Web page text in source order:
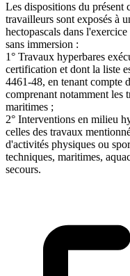
Les dispositions du présent
travailleurs sont exposés à
hectopascals dans
sans immersion :
1° Travaux hyperbares
certification et dont la liste
4461-48, en tenant compte
comprenant notamment les
maritimes ;
2° Interventions en milieu
celles des travaux
d'activités physiques ou
techniques, maritimes,
secours.